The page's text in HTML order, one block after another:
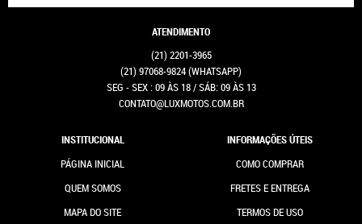
ATENDIMENTO
(21) 2201-3965
(21) 97068-9824(WHATSAPP)
SEG - SEX : 09 ÀS 18 / SÁB: 09 ÀS 13
CONTATO@LUXMOTOS.COM.BR
INSTITUCIONAL
PÁGINA INICIAL
QUEM SOMOS
MAPA DO SITE
INFORMAÇÕES ÚTEIS
COMO COMPRAR
FRETES E ENTREGA
TERMOS DE USO